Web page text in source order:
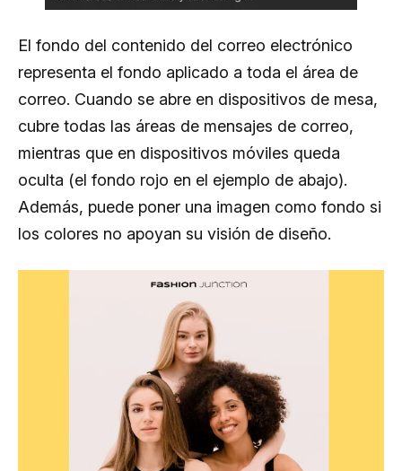
El fondo del contenido del correo electrónico
representa el fondo aplicado a toda el área de
correo. Cuando se abre en dispositivos de mesa,
cubre todas las áreas de mensajes de correo,
mientras que en dispositivos móviles queda
oculta (el fondo rojo en el ejemplo de abajo).
Además, puede poner una imagen como fondo si
los colores no apoyan su visión de diseño.